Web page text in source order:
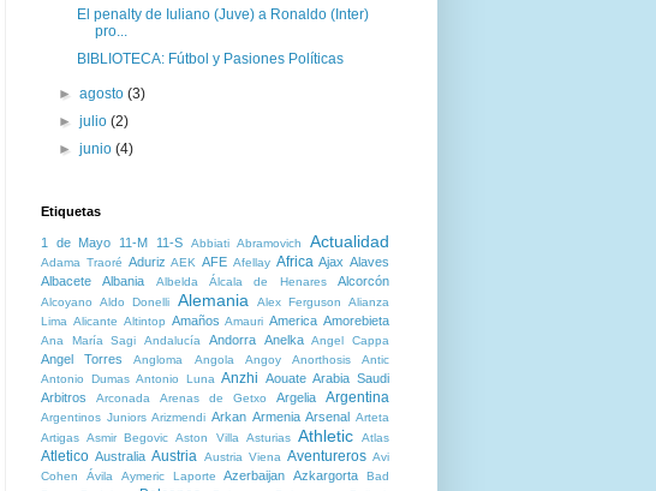
El penalty de Iuliano (Juve) a Ronaldo (Inter)
pro...
BIBLIOTECA: Fútbol y Pasiones Políticas
►agosto(3)
►julio(2)
►junio(4)
Etiquetas
1 de Mayo 11-M 11-S Abbiati Abramovich Actualidad
Adama Traoré Aduriz AEK AFE Afellay Africa Ajax Alaves
Albacete
Albania Albelda Álcala de Henares Alcorcón
Alcoyano Aldo Donelli Alemania Alex Ferguson
Alianza
Lima Alicante Altintop Amaños Amauri America Amorebieta
Ana María Sagi Andalucía Andorra Anelka Angel Cappa
Angel Torres Angloma Angola Angoy Anorthosis
Antic
Antonio Dumas Antonio Luna Anzhi Aouate Arabia Saudi
Arbitros
Arconada Arenas de Getxo Argelia Argentina
Argentinos Juniors Arizmendi Arkan Armenia Arsenal Arteta
Artigas Asmir Begovic Aston Villa Asturias Athletic Atlas
Atletico Australia Austria Austria Viena Aventureros Avi
Cohen
Ávila Aymeric Laporte Azerbaijan Azkargorta
Bad